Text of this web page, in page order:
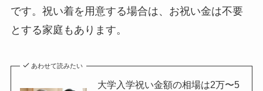
です。祝い着を用意する場合は、お祝い金は不要
とする家庭もあります。
あわせて読みたい
大学入学祝い金額の相場は2万〜5